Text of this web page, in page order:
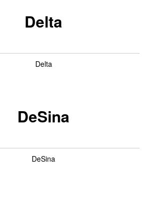
Delta
Delta
DeSina
DeSina